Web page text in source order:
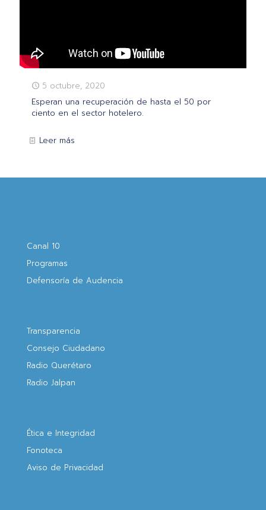
5 octubre, 2020
Esperan una recuperación de hasta el 50 por
ciento en el sector hotelero.
Leer más
Canal 10
Programas
Defensoría de Audencia
Transparencia
Consejo Ciudadano
Radio Querétaro
Radio Jalpan
Ética e Integridad
Fonoteca
Aviso de Privacidad